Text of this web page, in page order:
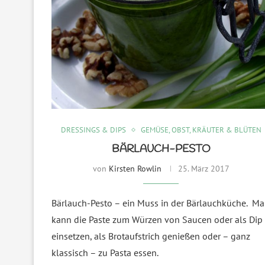
DRESSINGS & DIPS GEMÜSE, OBST, KRÄUTER & BLÜTEN
BÄRLAUCH-PESTO
von Kirsten Rowlin 25. März 2017
Bärlauch-Pesto – ein Muss in der Bärlauchküche.
kann die Paste zum Würzen von Saucen oder als Dip
einsetzen, als Brotaufstrich genießen oder – ganz
klassisch – zu Pasta essen.